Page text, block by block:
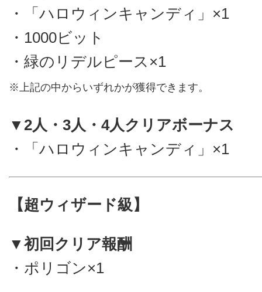
・「ハロウィンキャンディ」×1
・1000ビット
・緑のリデルピース×1
※上記の中からいずれかが獲得できます。
▼2人・3人・4人クリアボーナス
・「ハロウィンキャンディ」×1
【超ウィザード級】
▼初回クリア報酬
・ポリゴン×1